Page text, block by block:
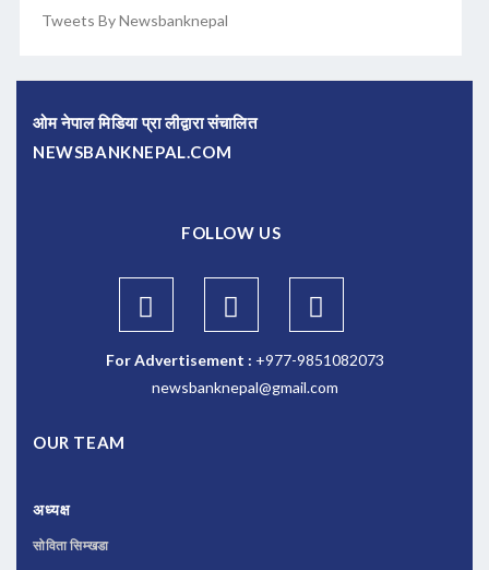
Tweets By Newsbanknepal
ओम नेपाल मिडिया प्रा लीद्वारा संचालित
NEWSBANKNEPAL.COM
FOLLOW US
For Advertisement : +977-9851082073
newsbanknepal@gmail.com
OUR TEAM
अध्यक्ष
सोविता सिम्खडा